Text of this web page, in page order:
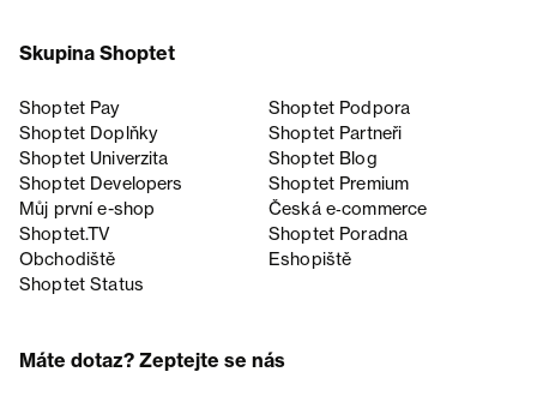
Skupina Shoptet
Shoptet Pay
Shoptet Podpora
Shoptet Doplňky
Shoptet Partneři
Shoptet Univerzita
Shoptet Blog
Shoptet Developers
Shoptet Premium
Můj první e-shop
Česká e‑commerce
Shoptet.TV
Shoptet Poradna
Obchodiště
Eshopiště
Shoptet Status
Máte dotaz? Zeptejte se nás